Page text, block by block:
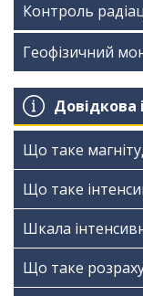
Контроль
Геофізичний
Довідкова
Що таке
Що таке
Шкала
Що таке